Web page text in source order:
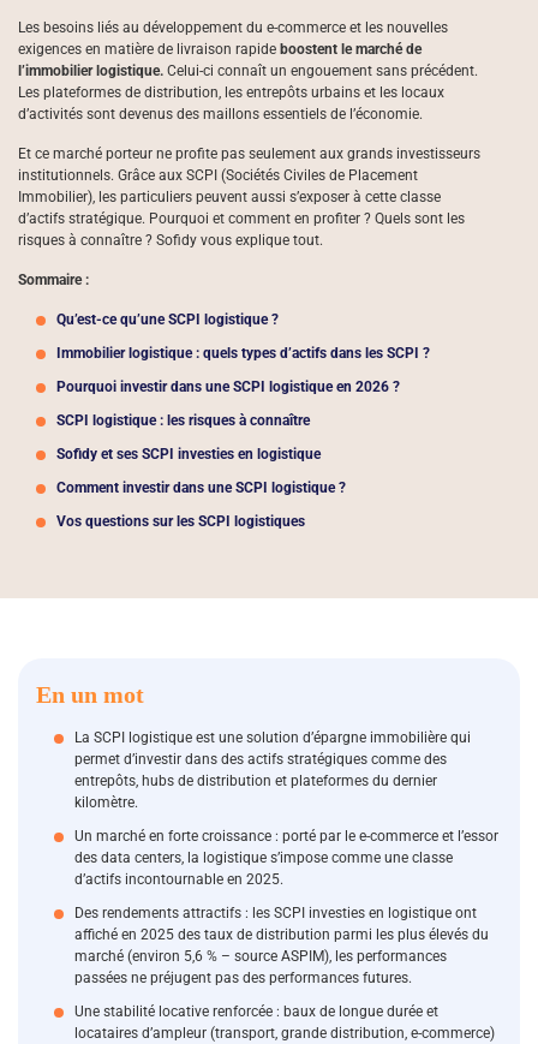
Les besoins liés au développement du e-commerce et les nouvelles
exigences en matière de livraison rapide boostent le marché de
l’immobilier logistique. Celui-ci connaît un engouement sans précédent.
Les plateformes de distribution, les entrepôts urbains et les locaux
d’activités sont devenus des maillons essentiels de l’économie.
Et ce marché porteur ne profite pas seulement aux grands investisseurs
institutionnels. Grâce aux SCPI (Sociétés Civiles de Placement
Immobilier), les particuliers peuvent aussi s’exposer à cette classe
d’actifs stratégique. Pourquoi et comment en profiter ? Quels sont les
risques à connaître ? Sofidy vous explique tout.
Sommaire :
Qu’est-ce qu’une SCPI logistique ?
Immobilier logistique : quels types d’actifs dans les SCPI ?
Pourquoi investir dans une SCPI logistique en 2026 ?
SCPI logistique : les risques à connaître
Sofidy et ses SCPI investies en logistique
Comment investir dans une SCPI logistique ?
Vos questions sur les SCPI logistiques
En un mot
La SCPI logistique est une solution d’épargne immobilière qui
permet d’investir dans des actifs stratégiques comme des
entrepôts, hubs de distribution et plateformes du dernier
kilomètre.
Un marché en forte croissance : porté par le e-commerce et l’essor
des data centers, la logistique s’impose comme une classe
d’actifs incontournable en 2025.
Des rendements attractifs : les SCPI investies en logistique ont
affiché en 2025 des taux de distribution parmi les plus élevés du
marché (environ 5,6 % – source ASPIM), les performances
passées ne préjugent pas des performances futures.
Une stabilité locative renforcée : baux de longue durée et
locataires d’ampleur (transport, grande distribution, e-commerce)